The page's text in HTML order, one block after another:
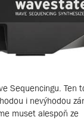
Sequencingu. Ten
i nevýhodou
muset alespoň ze